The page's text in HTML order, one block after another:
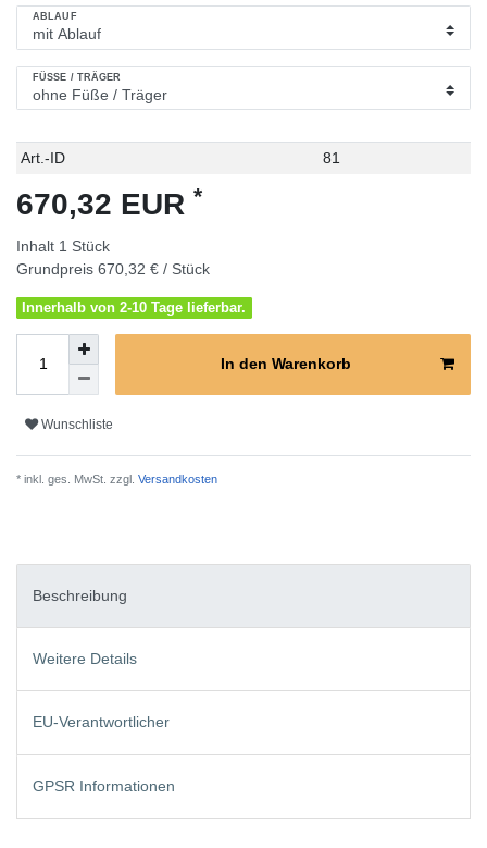
ABLAUF
FÜSSE / TRÄGER
Technisches
Wert
Art.-ID 81
670,32 EUR *
Inhalt 1 Stück
Grundpreis 670,32 € / Stück
Innerhalb von 2-10 Tage lieferbar.
In den Warenkorb
Wunschliste
* inkl. ges. MwSt. zzgl. Versandkosten
Beschreibung
Weitere Details
EU-Verantwortlicher
GPSR Informationen